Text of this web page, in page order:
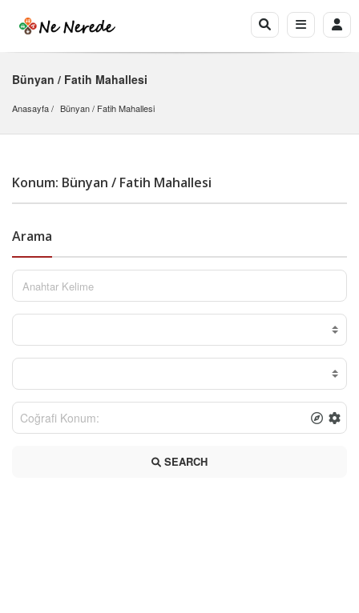
Bünyan / Fatih Mahallesi
Anasayfa Bünyan / Fatih Mahallesi
Konum: Bünyan / Fatih Mahallesi
Arama
SEARCH